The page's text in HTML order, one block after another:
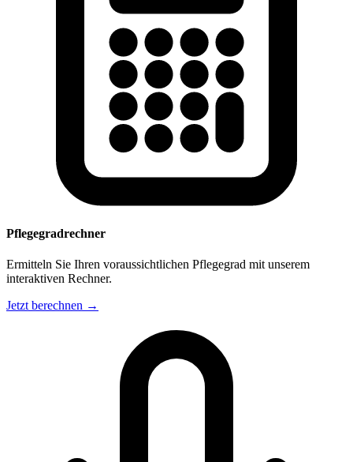
Pflegegradrechner
Ermitteln Sie Ihren voraussichtlichen Pflegegrad mit unserem
interaktiven Rechner.
Jetzt berechnen →